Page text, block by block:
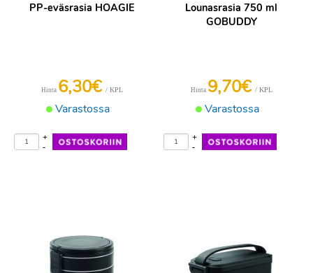
PP-eväsrasia HOAGIE
Varastossa
Hinta 6,30€ / KPL
-
+
Lounasrasia 750 ml
GOBUDDY
Varastossa
Hinta 9,70€ / KPL
-
+